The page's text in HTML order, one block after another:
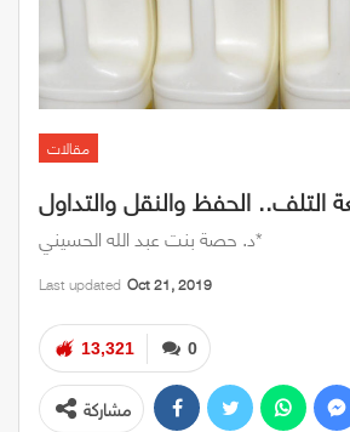
مقالات
التلف.. الحفظ والنقل والتداول
د. حصة بنت عبد الله الحسيني*
Last updated Oct 21, 2019
0
13,321
مشاركة